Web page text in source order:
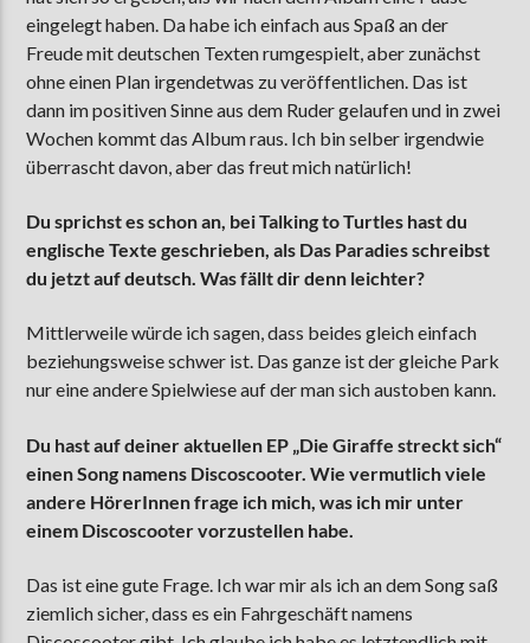
eingelegt haben. Da habe ich einfach aus Spaß an der
Freude mit deutschen Texten rumgespielt, aber zunächst
ohne einen Plan irgendetwas zu veröffentlichen. Das ist
dann im positiven Sinne aus dem Ruder gelaufen und in zwei
Wochen kommt das Album raus. Ich bin selber irgendwie
überrascht davon, aber das freut mich natürlich!
Du sprichst es schon an, bei Talking to Turtles hast du
englische Texte geschrieben, als Das Paradies schreibst
du jetzt auf deutsch. Was fällt dir denn leichter?
Mittlerweile würde ich sagen, dass beides gleich einfach
beziehungsweise schwer ist. Das ganze ist der gleiche Park
nur eine andere Spielwiese auf der man sich austoben kann.
Du hast auf deiner aktuellen EP „Die Giraffe streckt sich“
einen Song namens Discoscooter. Wie vermutlich viele
andere HörerInnen frage ich mich, was ich mir unter
einem Discoscooter vorzustellen habe.
Das ist eine gute Frage. Ich war mir als ich an dem Song saß
ziemlich sicher, dass es ein Fahrgeschäft namens